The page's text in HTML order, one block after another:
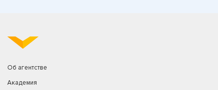
Об агентстве
Академия